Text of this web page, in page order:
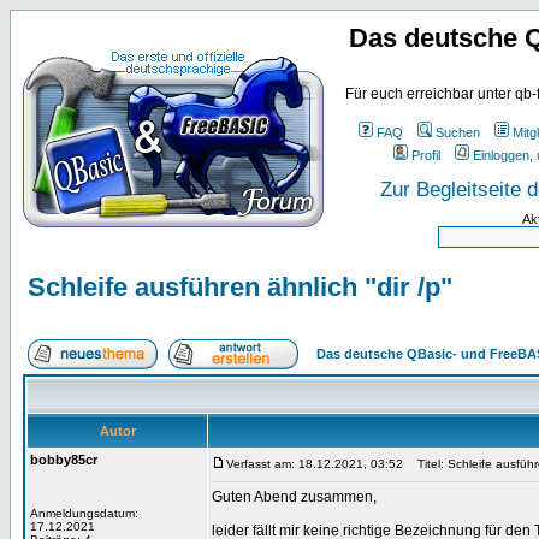
Das deutsche
Für euch erreichbar unter
FAQ Suchen
Profil
Einloggen,
Zur Begleitseite
Schleife ausführen ähnlich "dir /p"
Das deutsche QBasic- und
Autor
bobby85cr
Anmeldungsdatum:
17.12.2021
Verfasst am: 18.12.2021, 03:52 Titel: Schleife
Guten Abend zusammen,
leider fällt mir keine richtige Bezeichnung für